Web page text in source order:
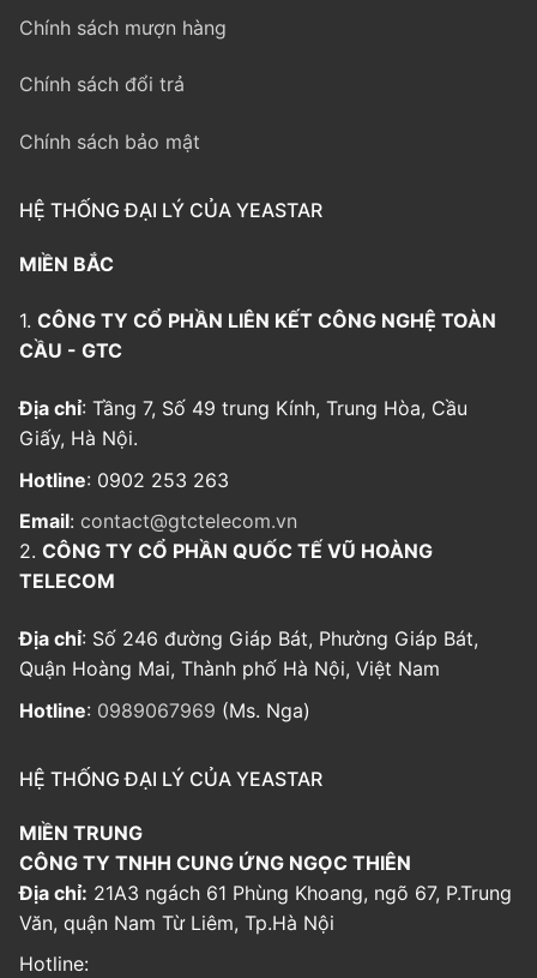
Chính sách mượn hàng
Chính sách đổi trả
Chính sách bảo mật
HỆ THỐNG ĐẠI LÝ CỦA YEASTAR
MIỀN BẮC
1. CÔNG TY CỔ PHẦN LIÊN KẾT CÔNG NGHỆ TOÀN
CẦU - GTC
Địa chỉ: Tầng 7, Số 49 trung Kính, Trung Hòa, Cầu
Giấy, Hà Nội.
Hotline: 0902 253 263
Email: contact@gtctelecom.vn
2. CÔNG TY CỔ PHẦN QUỐC TẾ VŨ HOÀNG
TELECOM
Địa chỉ: Số 246 đường Giáp Bát, Phường Giáp Bát,
Quận Hoàng Mai, Thành phố Hà Nội, Việt Nam
Hotline: 0989067969 (Ms. Nga)
HỆ THỐNG ĐẠI LÝ CỦA YEASTAR
MIỀN TRUNG
CÔNG TY TNHH CUNG ỨNG NGỌC THIÊN
Địa chỉ: 21A3 ngách 61 Phùng Khoang, ngõ 67, P.Trung
Văn, quận Nam Từ Liêm, Tp.Hà Nội
Hotline: